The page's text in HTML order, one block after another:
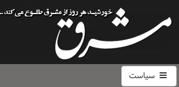
سیاست